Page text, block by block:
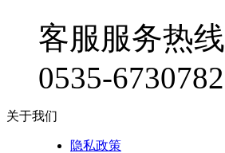
客服服务热线
0535-6730782
关于我们
隐私政策